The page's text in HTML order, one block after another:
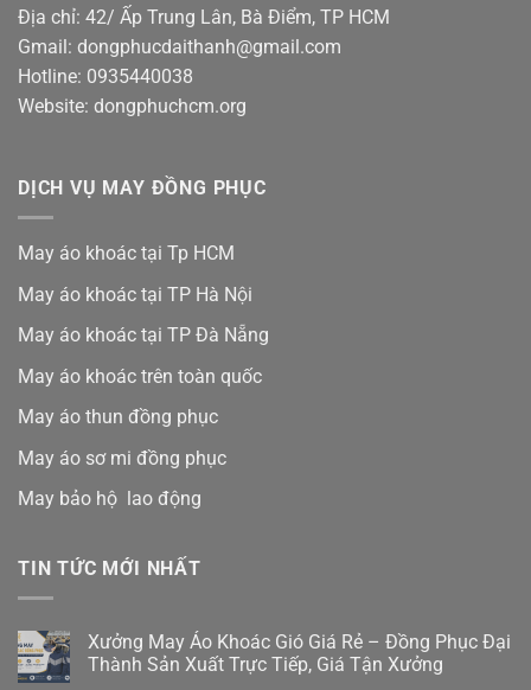
Địa chỉ: 42/ Ấp Trung Lân, Bà Điểm, TP HCM
Gmail: dongphucdaithanh@gmail.com
Hotline: 0935440038
Website: dongphuchcm.org
DỊCH VỤ MAY ĐỒNG PHỤC
May áo khoác tại Tp HCM
May áo khoác tại TP Hà Nội
May áo khoác tại TP Đà Nẵng
May áo khoác trên toàn quốc
May áo thun đồng phục
May áo sơ mi đồng phục
May bảo hộ lao động
TIN TỨC MỚI NHẤT
Xưởng May Áo Khoác Gió Giá Rẻ – Đồng Phục Đại
Thành Sản Xuất Trực Tiếp, Giá Tận Xưởng